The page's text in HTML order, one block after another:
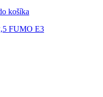
košíka
FUMO E3